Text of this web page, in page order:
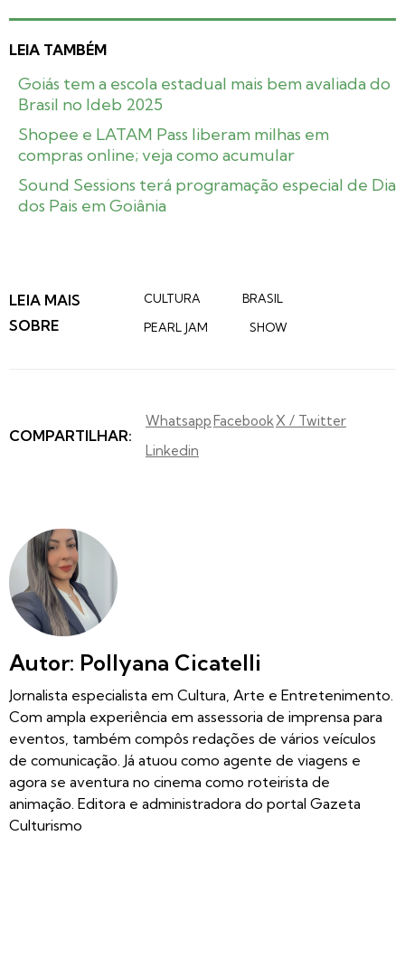
LEIA TAMBÉM
Goiás tem a escola estadual mais bem avaliada do
Brasil no Ideb 2025
Shopee e LATAM Pass liberam milhas em
compras online; veja como acumular
Sound Sessions terá programação especial de Dia
dos Pais em Goiânia
LEIA MAIS
SOBRE
CULTURA
BRASIL
PEARL JAM
SHOW
COMPARTILHAR:
WhatsappFacebook X / Twitter
Linkedin
Autor: Pollyana Cicatelli
Jornalista especialista em Cultura, Arte e Entretenimento.
Com ampla experiência em assessoria de imprensa para
eventos, também compôs redações de vários veículos
de comunicação. Já atuou como agente de viagens e
agora se aventura no cinema como roteirista de
animação. Editora e administradora do portal Gazeta
Culturismo